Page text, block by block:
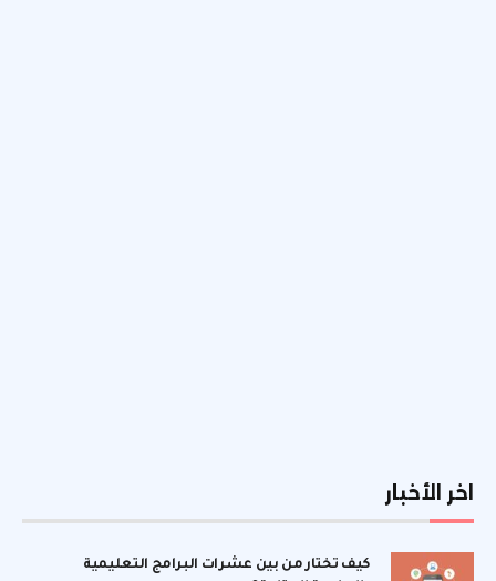
اخر الأخبار
كيف تختار من بين عشرات البرامج التعليمية